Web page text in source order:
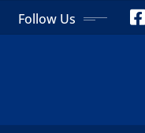
Follow Us